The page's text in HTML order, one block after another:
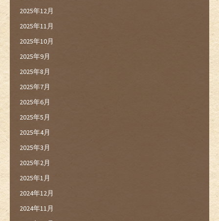
2025年12月
2025年11月
2025年10月
2025年9月
2025年8月
2025年7月
2025年6月
2025年5月
2025年4月
2025年3月
2025年2月
2025年1月
2024年12月
2024年11月